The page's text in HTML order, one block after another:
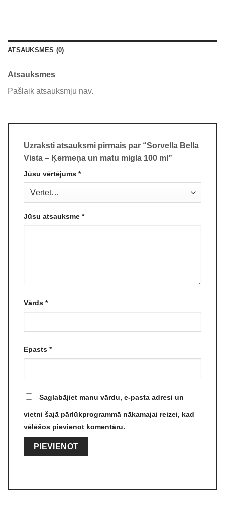
ATSAUKSMES (0)
Atsauksmes
Pašlaik atsauksmju nav.
Uzraksti atsauksmi pirmais par “Sorvella Bella
Vista – Ķermeņa un matu migla 100 ml”
Jūsu vērtējums *
Jūsu atsauksme *
Vārds *
Epasts *
Saglabājiet manu vārdu, e-pasta adresi un
vietni šajā pārlūkprogrammā nākamajai reizei, kad
vēlēšos pievienot komentāru.